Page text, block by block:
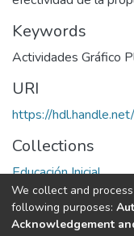
Keywords
Actividades Gráfico
URI
https://
Collections
Educación Inicial
Full item page
We collect and
following purposes:
Acknowledgement